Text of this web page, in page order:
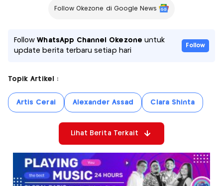
Follow Okezone di Google News
FollowWhatsApp Channel Okezone untuk
update berita terbaru setiap hari
Follow
Topik Artikel :
Artis Cerai Alexander Assad Clara Shinta
Lihat Berita Terkait